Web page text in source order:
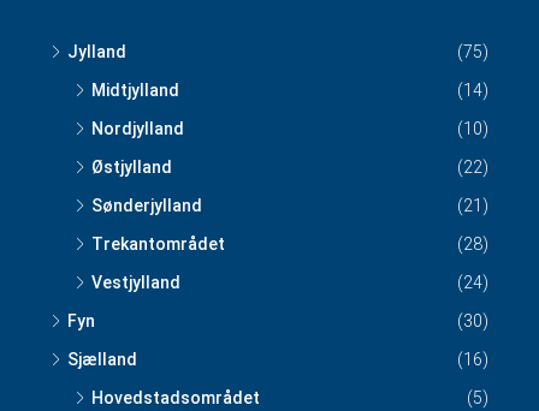
Jylland
(75)
Midtjylland
(14)
Nordjylland
(10)
Østjylland
(22)
Sønderjylland
(21)
Trekantområdet
(28)
Vestjylland
(24)
Fyn
(30)
Sjælland
(16)
Hovedstadsområdet
(5)